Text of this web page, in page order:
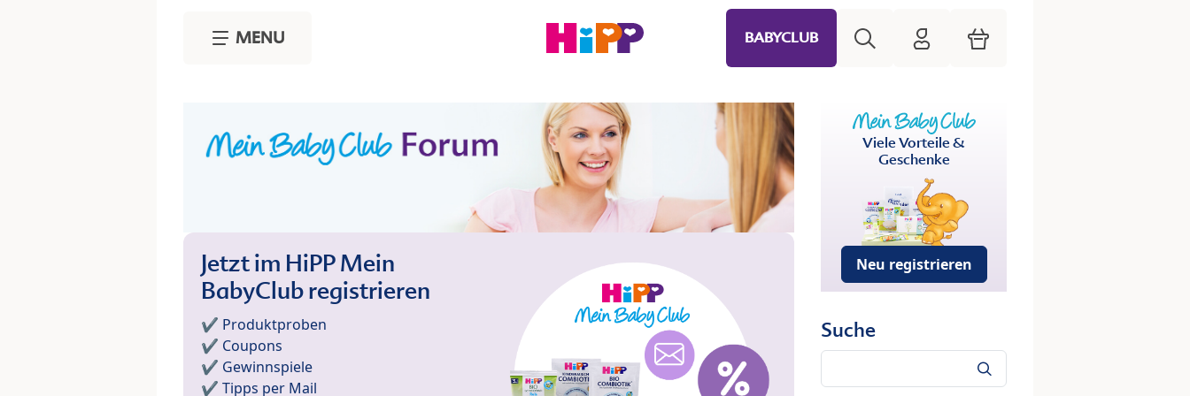
MENU BABYCLUB HiPP Mein Babyclub
Warenkorb
Jetzt im HiPP Mein
BabyClub registrieren
✔️ Produktproben
✔️ Coupons
✔️ Gewinnspiele
✔️ Tipps per Mail
Viele Vorteile &
Geschenke
Neu registrieren
Suche